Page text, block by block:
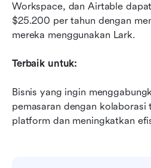
Workspace, dan Airtable
$25.200 per tahun dengan
mereka menggunakan Lark.
Terbaik untuk:
Bisnis yang ingin
pemasaran dengan kolaborasi
platform dan meningkatkan